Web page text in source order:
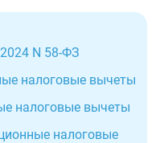
по
с 01.01.2024.
N 58-ФЗ
налоговые вычеты
налоговые вычеты
налоговые